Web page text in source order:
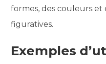
formes, des couleurs et
figuratives.
Exemples